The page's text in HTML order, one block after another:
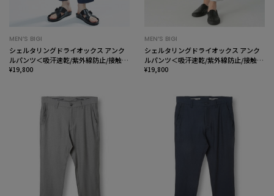
MEN’S BIGI
シェルタリングドライオックス アンク
ルパンツ＜吸汗速乾/紫外線防止/接触冷
感/ストレッチ＞
¥19,800
MEN’S BIGI
シェルタリングドライオックス アンク
ルパンツ＜吸汗速乾/紫外線防止/接触冷
感/ストレッチ＞
¥19,800